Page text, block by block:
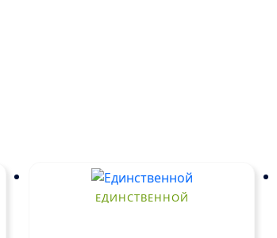
ЕДИНСТВЕННОЙ